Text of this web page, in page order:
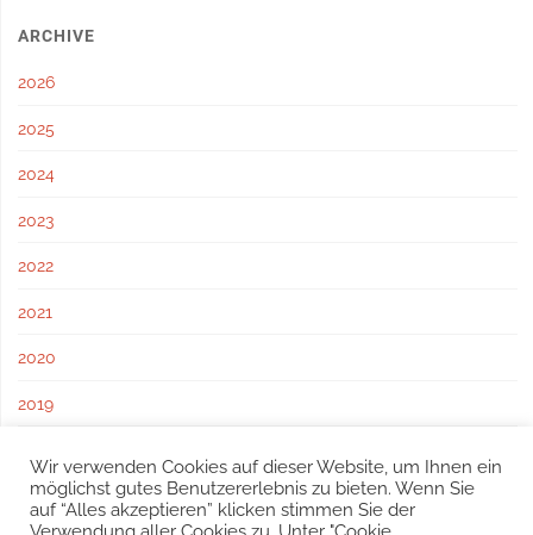
ARCHIVE
2026
2025
2024
2023
2022
2021
2020
2019
2017
Wir verwenden Cookies auf dieser Website, um Ihnen ein
möglichst gutes Benutzererlebnis zu bieten. Wenn Sie
auf “Alles akzeptieren” klicken stimmen Sie der
Verwendung aller Cookies zu. Unter "Cookie